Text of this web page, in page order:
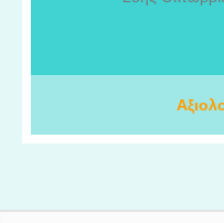
δύο μεγαλύτερα
απέκτησα εξειδικευμένες
προηγμένες
πραγματοποιούμε
αξιολόγηση και τη